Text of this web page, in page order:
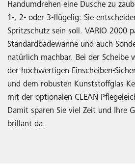
Handumdrehen eine Dusche zu
1-, 2- oder 3-flügelig: Sie
Spritzschutz sein soll. VARIO 2000
Standardbadewanne und auch
natürlich machbar. Bei der Scheibe
der hochwertigen Einscheiben-
und dem robusten Kunststoffglas
mit der optionalen CLEAN
Damit sparen Sie viel Zeit und Ihre
brillant da.